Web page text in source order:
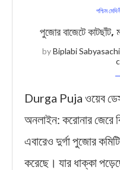
পশ্চিম
পুজোর বাজেটে কাটছাঁট,
byBiplabi Sabyasachi
Durga Puja ওয়েব
অনলাইন: করোনার জেরে
এবারেও দুর্গা পুজোর
করেছে। যার ধাক্কা